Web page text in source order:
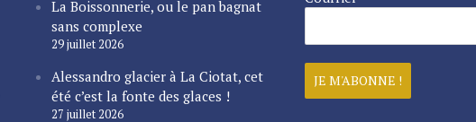
La Boissonnerie, ou le pan bagnat
sans complexe
29 juillet 2026
Alessandro glacier à La Ciotat, cet
été c’est la fonte des glaces !
27 juillet 2026